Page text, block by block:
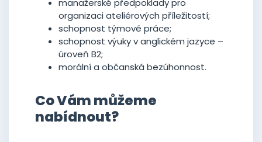
manažerské předpoklady pro
organizaci ateliérových příležitostí;
schopnost týmové práce;
schopnost výuky v anglickém jazyce –
úroveň B2;
morální a občanská bezúhonnost.
Co Vám můžeme
nabídnout?